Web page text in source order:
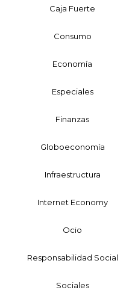
Caja Fuerte
Consumo
Economía
Especiales
Finanzas
Globoeconomía
Infraestructura
Internet Economy
Ocio
Responsabilidad Social
Sociales